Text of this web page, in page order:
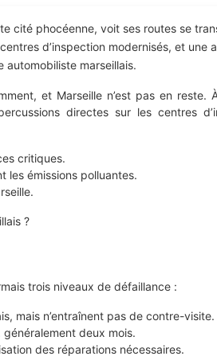
cité phocéenne, voit ses routes se
d’inspection modernisés, et une
marseillais.
et Marseille n’est pas en
directes sur les centres
critiques.
les émissions polluantes.
?
trois niveaux de défaillance :
mais n’entraînent pas de contre-visite.
deux mois.
des réparations nécessaires.